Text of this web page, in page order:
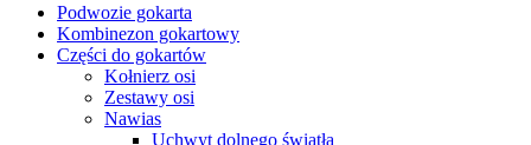
Podwozie gokarta
Kombinezon gokartowy
Części do gokartów
Kołnierz osi
Zestawy osi
Nawias
Uchwyt dolnego światła